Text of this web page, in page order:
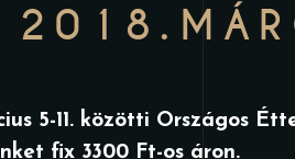
5-11. közötti Országos
fix 3300 Ft-os áron.